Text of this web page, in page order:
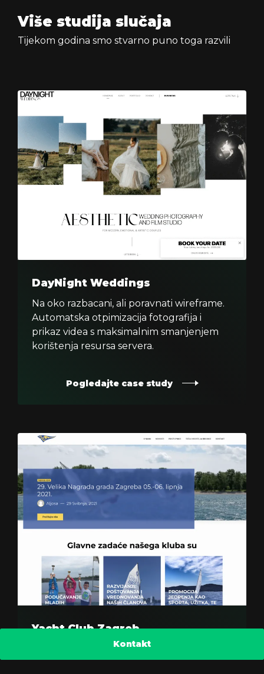
Kontakt
Više studija slučaja
Tijekom godina smo stvarno puno toga razvili
DayNight Weddings
Na oko razbacani, ali poravnati wireframe.
Automatska otpimizacija fotografija i
prikaz videa s maksimalnim smanjenjem
korištenja resursa servera.
Pogledajte case study
Yacht Club Zagreb
Novi web s dozom ozbiljnosti i većim
naglaskom na privlačenje mladih